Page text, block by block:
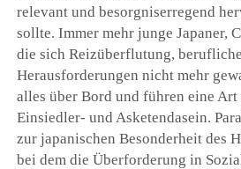
relevant und besorgniserregend
sollte. Immer mehr junge Japaner,
die sich Reizüberflutung,
Herausforderungen nicht mehr
alles über Bord und führen eine Art
Einsiedler- und Asketendasein.
zur japanischen Besonderheit des
bei dem die Überforderung in